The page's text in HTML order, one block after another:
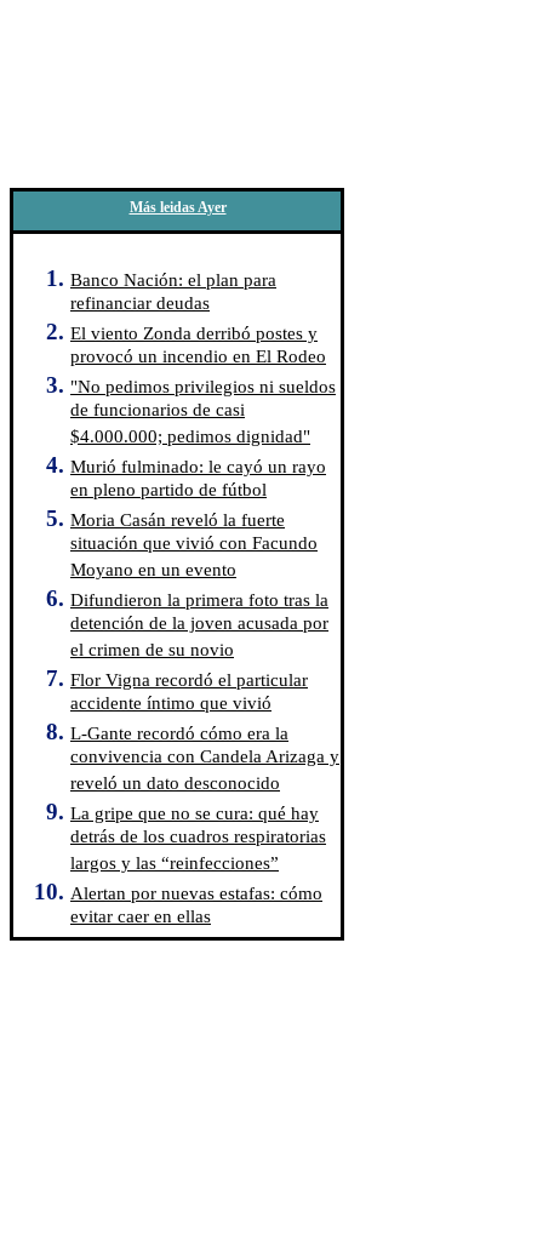
Más leidas Ayer
Banco Nación: el plan para
refinanciar deudas
El viento Zonda derribó postes y
provocó un incendio en El Rodeo
"No pedimos privilegios ni sueldos
de funcionarios de casi
$4.000.000; pedimos dignidad"
Murió fulminado: le cayó un rayo
en pleno partido de fútbol
Moria Casán reveló la fuerte
situación que vivió con Facundo
Moyano en un evento
Difundieron la primera foto tras la
detención de la joven acusada por
el crimen de su novio
Flor Vigna recordó el particular
accidente íntimo que vivió
L-Gante recordó cómo era la
convivencia con Candela Arizaga y
reveló un dato desconocido
La gripe que no se cura: qué hay
detrás de los cuadros respiratorias
largos y las “reinfecciones”
Alertan por nuevas estafas: cómo
evitar caer en ellas